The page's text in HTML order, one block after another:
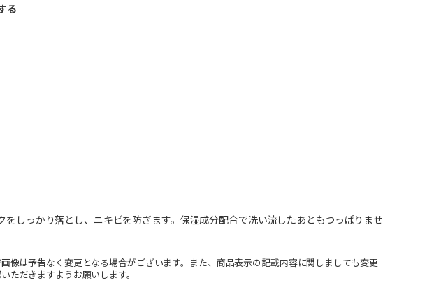
る
しっかり落とし、ニキビを防ぎます。保湿成分配合で洗い流したあともつっぱりませ
は予告なく変更となる場合がございます。また、商品表示の記載内容に関しましても変更
ただきますようお願いします。